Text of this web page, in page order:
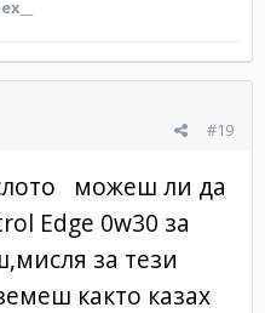
#19
можеш ли да
Edge 0w30 за
за тези
както казах